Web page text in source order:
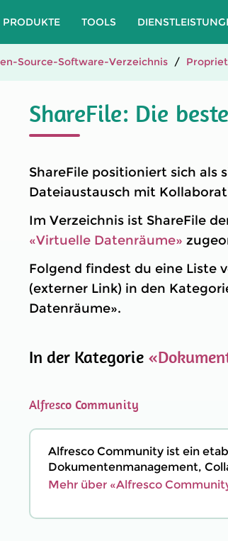
PRODUKTE TOOLS
Source-Software-Verzeichnis
ShareFile: Die
ShareFile positioniert sich als
Dateiaustausch mit
Im Verzeichnis ist ShareFile
«Virtuelle Datenräume»
Folgend findest du eine Liste
(externer Link) in den
Datenräume».
In der Kategorie
Alfresco Community
Alfresco Community ist ein
Dokumentenmanagement,
Mehr über «Alfresco